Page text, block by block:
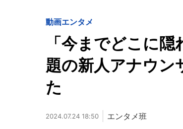
動画エンタメ
「今までどこに
題の新人アナウ
た
2024.07.24 18:50 エンタメ班